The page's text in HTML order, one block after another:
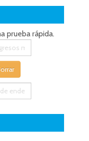
prueba rápida.